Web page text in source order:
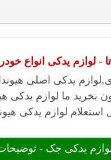
- لوازم یدکی انواع
یدکی اصلی
بخرید ما لوازم یدکی
لوازم یدکی
یدکی جک -